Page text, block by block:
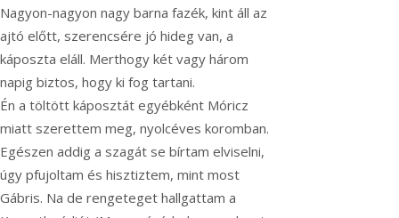
Nagyon-nagyon nagy barna fazék, kint áll az
ajtó előtt, szerencsére jó hideg van, a
káposzta eláll. Merthogy két vagy három
napig biztos, hogy ki fog tartani.
Én a töltött káposztát egyébként Móricz
miatt szerettem meg, nyolcéves koromban.
Egészen addig a szagát se bírtam elviselni,
úgy pfujoltam és hisztiztem, mint most
Gábris. Na de rengeteget hallgattam a